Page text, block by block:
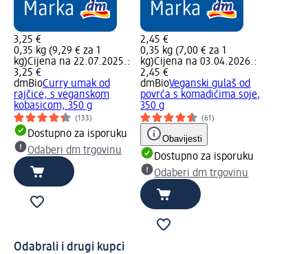
3,25 €
0,35 kg (9,29 € za 1
kg)Cijena na 22.07.2025.:
3,25 €
dmBioCurry umak od
rajčice, s veganskom
kobasicom, 350 g
(133)
Dostupno za isporuku
Odaberi dm trgovinu
2,45 €
0,35 kg (7,00 € za 1
kg)Cijena na 03.04.2026.:
2,45 €
dmBioVeganski gulaš od
povrća s komadićima soje,
350 g
(61)
Obavijesti
Dostupno za isporuku
Odaberi dm trgovinu
Odabrali i drugi kupci